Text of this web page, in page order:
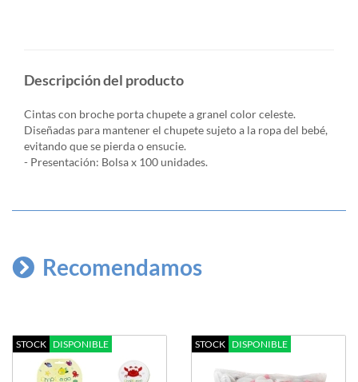
Descripción del producto
Cintas con broche porta chupete a granel color celeste.
Diseñadas para mantener el chupete sujeto a la ropa del bebé,
evitando que se pierda o ensucie.
- Presentación: Bolsa x 100 unidades.
Recomendamos
STOCK DISPONIBLE STOCK DISPONIBLE